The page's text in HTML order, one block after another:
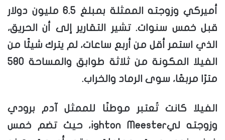
أميركي وزوجته الممثلة بمبلغ 6.5 مليون دولار
قبل خمس سنوات. تشير التقارير إلى أن الحريق،
الذي استمر أقل من أربع ساعات، لم يترك شيئًا من
الفيلا المكونة من ثلاثة طوابق والمساحة 580
مترًا مربعًا، سوى الرماد والخراب.
الفيلا كانت تُعتبر موطنًا للممثل آدم برودي
وزوجته ليighton Meester، حيث تضم خمس